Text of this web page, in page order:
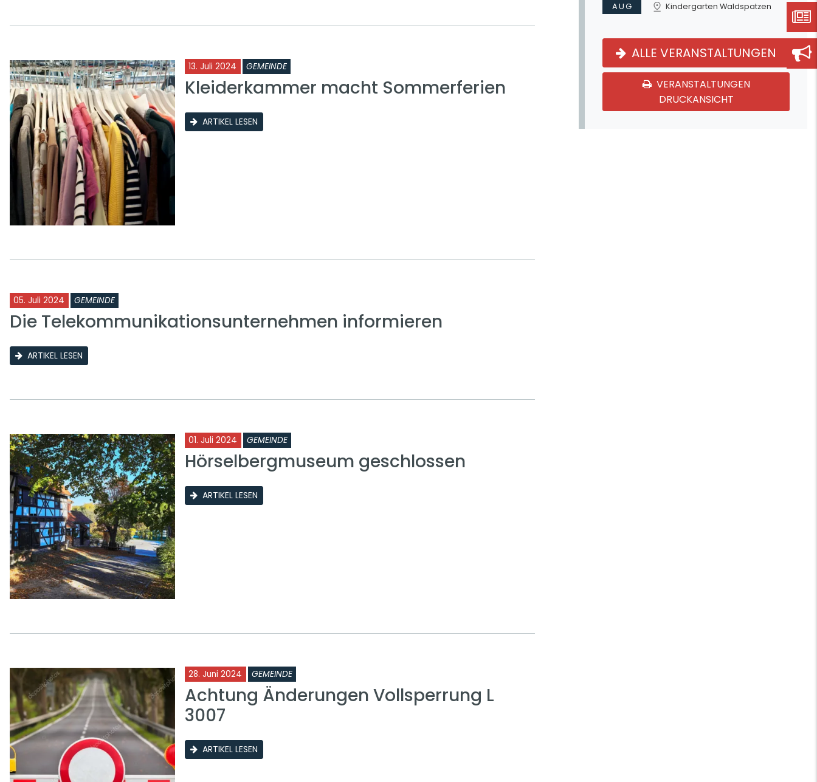
13. Juli 2024 GEMEINDE
Kleiderkammer macht Sommerferien
ARTIKEL LESEN
05. Juli 2024 GEMEINDE
Die Telekommunikationsunternehmen informieren
ARTIKEL LESEN
01. Juli 2024 GEMEINDE
Hörselbergmuseum geschlossen
ARTIKEL LESEN
28. Juni 2024 GEMEINDE
Achtung Änderungen Vollsperrung L
3007
ARTIKEL LESEN
AUG Kindergarten Waldspatzen
ALLE VERANSTALTUNGEN
VERANSTALTUNGEN
DRUCKANSICHT